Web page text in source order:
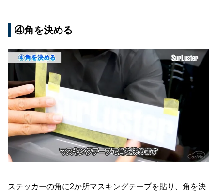
④角を決める
ステッカーの角に2か所マスキングテープを貼り、角を決